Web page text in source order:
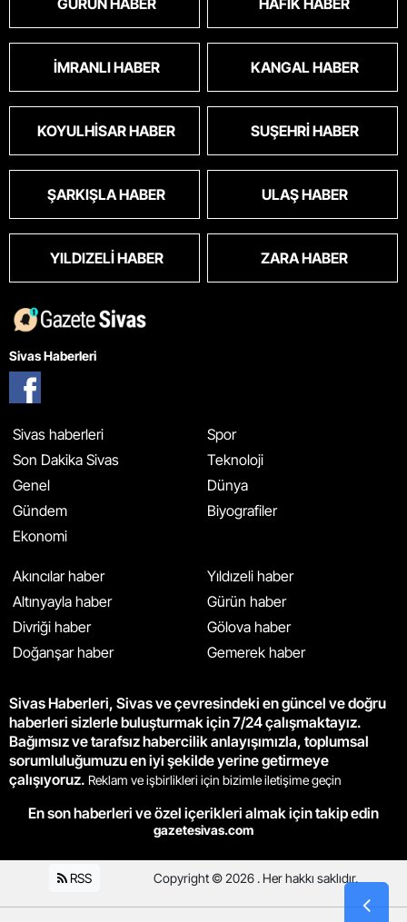
İMRANLI HABER KANGAL HABER
KOYULHISAR HABER SUŞEHRI HABER
ŞARKIŞLA HABER ULAŞ HABER
YILDIZELI HABER ZARA HABER
Sivas Haberleri
Sivas haberleri
Son Dakika Sivas
Genel
Gündem
Ekonomi
Spor
Teknoloji
Dünya
Biyografiler
Akıncılar haber
Altınyayla haber
Divriği haber
Doğanşar haber
Yıldızeli haber
Gürün haber
Gölova haber
Gemerek haber
Sivas Haberleri, Sivas ve çevresindeki en güncel ve doğru
haberleri sizlerle buluşturmak için 7/24 çalışmaktayız.
Bağımsız ve tarafsız habercilik anlayışımızla, toplumsal
sorumluluğumuzu en iyi şekilde yerine getirmeye
çalışıyoruz. Reklam ve işbirlikleri için bizimle iletişime geçin
En son haberleri ve özel içerikleri almak için takip edin
gazetesivas.com
RSS Copyright © 2026 . Her hakkı saklıdır.